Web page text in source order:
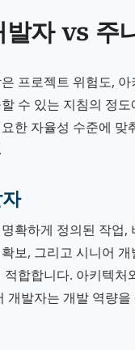
발자 vs 주
프로젝트 위험도,
수 있는 지침의 정
한 자율성 수준에 맞
확하게 정의된 작업,
보, 그리고 시니어
합합니다. 아키텍처
개발자는 개발 역량